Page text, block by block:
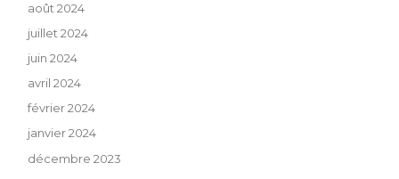
août 2024
juillet 2024
juin 2024
avril 2024
février 2024
janvier 2024
décembre 2023